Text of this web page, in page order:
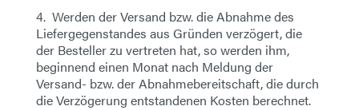
4. Werden der Versand bzw. die Abnahme des
Liefergegenstandes aus Gründen verzögert, die
der Besteller zu vertreten hat, so werden ihm,
beginnend einen Monat nach Meldung der
Versand- bzw. der Abnahmebereitschaft, die durch
die Verzögerung entstandenen Kosten berechnet.